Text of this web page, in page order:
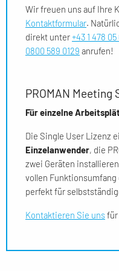
Wir freuen uns auf Ihre
Kontaktformular.
direkt unter+43 1 478 05
0800 589 0129 anrufen!
PROMAN Meeting
Für einzelne
Die Single User Lizenz
Einzelanwender, die
zwei Geräten
vollen
perfekt für
Kontaktieren Sie unsfür